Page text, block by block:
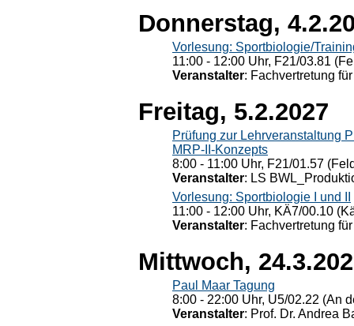
Donnerstag,
Vorlesung: Sportbiologie/
11:00 - 12:00 Uhr, F21/03.81
Veranstalter: Fachvertretung
Freitag, 5.2.2027
Prüfung zur Lehrveranstaltung
MRP-II-Konzepts
8:00 - 11:00 Uhr, F21/01.57
Veranstalter: LS
Vorlesung: Sportbiologie I und II
11:00 - 12:00 Uhr, KÄ7/00.10
Veranstalter: Fachvertretung
Mittwoch,
Paul Maar Tagung
8:00 - 22:00 Uhr, U5/02.22 (An
Veranstalter: Prof. Dr. Andrea